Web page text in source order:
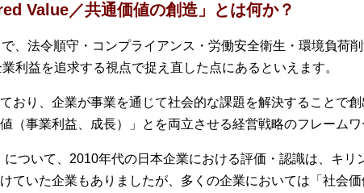
Value／共通価値の創造」とは何か？
、法令順守・コンプライアンス・労働安全衛生・環境負荷
利益を追求する視点で捉え直した点にあるといえます。
おり、企業が事業を通じて社会的な課題を解決することで
（事業利益、成長）」とを両立させる経営戦略のフレームワ
ついて、2010年代の日本企業における評価・認識は、キリ
ていた企業もありましたが、多くの企業においては「社会